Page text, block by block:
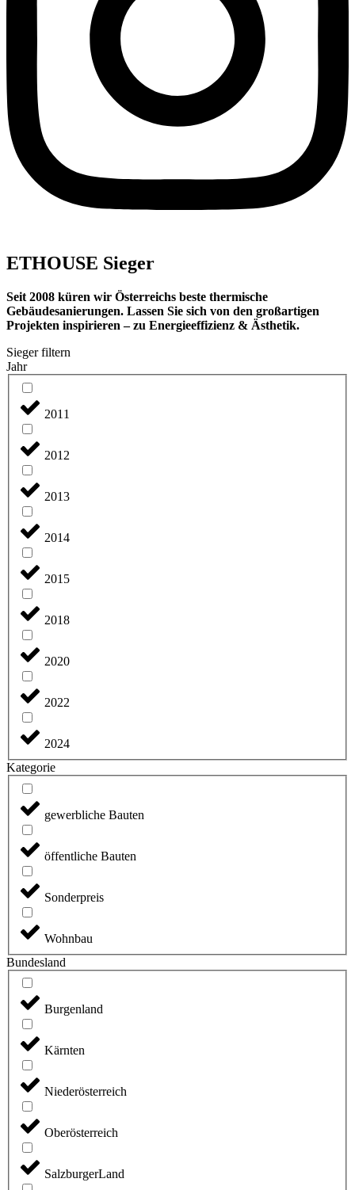
ETHOUSE Sieger
Seit 2008 küren wir Österreichs beste thermische
Gebäudesanierungen. Lassen Sie sich von den großartigen
Projekten inspirieren – zu Energieeffizienz & Ästhetik.
Sieger filtern
Jahr
2011
2012
2013
2014
2015
2018
2020
2022
2024
Kategorie
gewerbliche Bauten
öffentliche Bauten
Sonderpreis
Wohnbau
Bundesland
Burgenland
Kärnten
Niederösterreich
Oberösterreich
SalzburgerLand